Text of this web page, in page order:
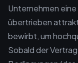
Unternehmen
übertrieben
bewirbt, um
Sobald der